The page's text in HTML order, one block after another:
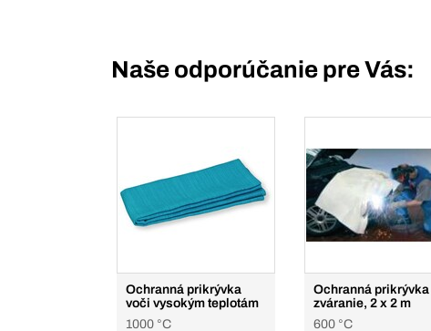
Naše odporúčanie pre Vás:
Ochranná prikrývka
voči vysokým teplotám
1000 °C
Ochranná prikrývka
zváranie, 2 x 2 m
600 °C